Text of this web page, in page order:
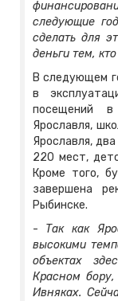
следующие
сделать для
деньги тем,
В следующем
в
посещений
Ярославля,
Ярославля,
220 мест,
Кроме того,
завершена
Рыбинске.
- Так как
высокими
объектах
Красном
Ивняках.